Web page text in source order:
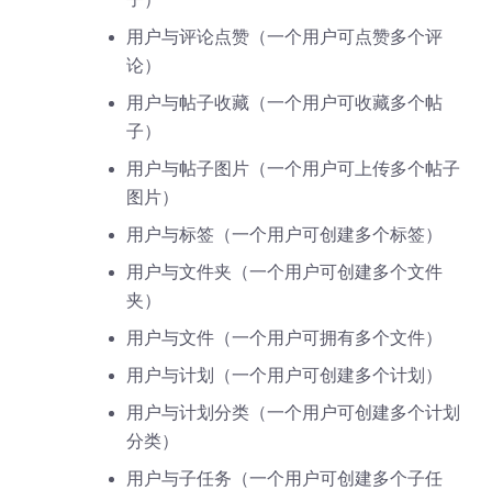
用户与评论点赞（一个用户可点赞多个评
论）
用户与帖子收藏（一个用户可收藏多个帖
子）
用户与帖子图片（一个用户可上传多个帖子
图片）
用户与标签（一个用户可创建多个标签）
用户与文件夹（一个用户可创建多个文件
夹）
用户与文件（一个用户可拥有多个文件）
用户与计划（一个用户可创建多个计划）
用户与计划分类（一个用户可创建多个计划
分类）
用户与子任务（一个用户可创建多个子任